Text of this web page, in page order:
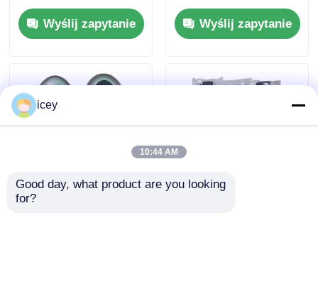
H6261-02 662F-
SKEA7D03
Wyślij zapytanie
Do Yamaha Smart
Remote Key B74-
H6261-02/662F-
Wyślij zapytanie
icey
10:44 AM
Good day, what product are you looking
for?